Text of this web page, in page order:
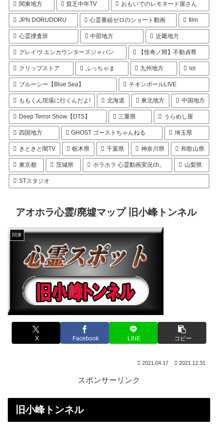
関東地方 貧乏中年TV おもいでのレモネード屋さん
JPN DORUDORU 心霊番組ゼロのショート動画 film
心霊捜査班 中部地方 近畿地方
グレイヴ エンカウンターズジャパン 【怪奇ノ間】不動貞尊
クリップストア ふっちゃま 九州地方 lol
ブルーシー【Blue Sea】 チキンボールLIVE
ももくん現場に行くんだよ! 北海道 東北地方 中国地方
Deep Terror Show【DTS】 三重県 うらめし屋
四国地方 GHOST ゴーストちゃんねる 埼玉県
きときと闇TV 栃木県 千葉県 神奈川県 和歌山県
東京都 茨城県 ホラホラ 心霊動画実況ch。 山梨県
STスタジオ
アオホラ心霊/廃墟マップ 旧小峰トンネル
関東
X Facebook LINE コピー
2021.04.17 2021.12.31
スポンサーリンク
旧小峰トンネル